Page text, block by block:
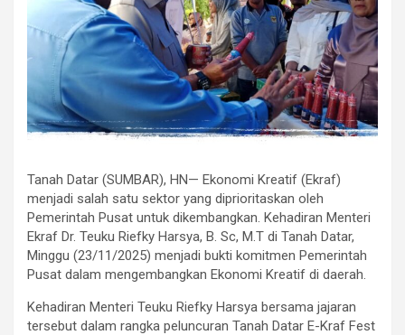
Tanah Datar (SUMBAR), HN— Ekonomi Kreatif (Ekraf)
menjadi salah satu sektor yang diprioritaskan oleh
Pemerintah Pusat untuk dikembangkan. Kehadiran Menteri
Ekraf Dr. Teuku Riefky Harsya, B. Sc, M.T di Tanah Datar,
Minggu (23/11/2025) menjadi bukti komitmen Pemerintah
Pusat dalam mengembangkan Ekonomi Kreatif di daerah.
Kehadiran Menteri Teuku Riefky Harsya bersama jajaran
tersebut dalam rangka peluncuran Tanah Datar E-Kraf Fest